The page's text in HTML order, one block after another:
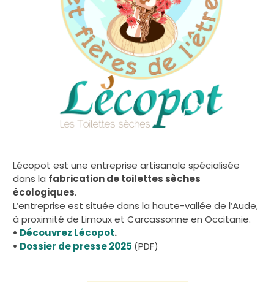
Lécopot est une entreprise artisanale spécialisée
dans la fabrication de toilettes sèches
écologiques.
L’entreprise est située dans la haute-vallée de l’Aude,
à proximité de Limoux et Carcassonne en Occitanie.
• Découvrez Lécopot.
• Dossier de presse 2025 (PDF)